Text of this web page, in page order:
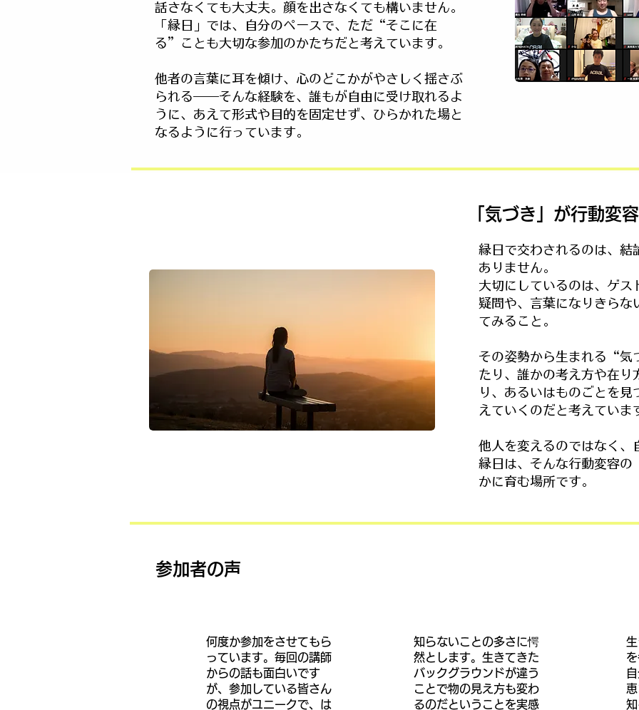
話さなくても大丈夫。顔を出さなくても構いません。
「縁日」では、自分のペースで、ただ“そこに在
る”ことも大切な参加のかたちだと考えています。
他者の言葉に耳を傾け、心のどこかがやさしく揺さぶ
られる——そんな経験を、誰もが自由に受け取れるよ
うに、あえて形式や目的を固定せず、ひらかれた場と
なるように行っています。
「気づき」が行動変
縁日で交わされるのは、結
ありません。
大切にしているのは、ゲス
疑問や、言葉になりきらな
てみること。
その姿勢から生まれる“気
たり、誰かの考え方や在り
り、あるいはものごとを
えていくのだと考えていま
他人を変えるのではなく、
縁日は、そんな行動変容
かに育む場所です。
​参加者の声
何度か参加をさせてもら
っています。毎回の講師
からの話も面白いです
が、参加している皆さん
の視点がユニークで、は
​知らないことの多さに愕
然とします。生きてきた
バックグラウンドが違う
ことで物の見え方も変わ
るのだということを実感